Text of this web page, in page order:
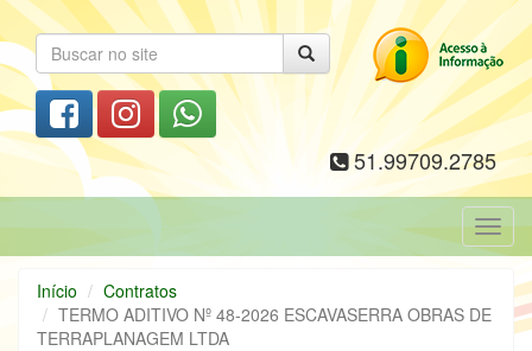
51.99709.2785
Início
Contratos
TERMO ADITIVO Nº 48-2026 ESCAVASERRA OBRAS DE
TERRAPLANAGEM LTDA